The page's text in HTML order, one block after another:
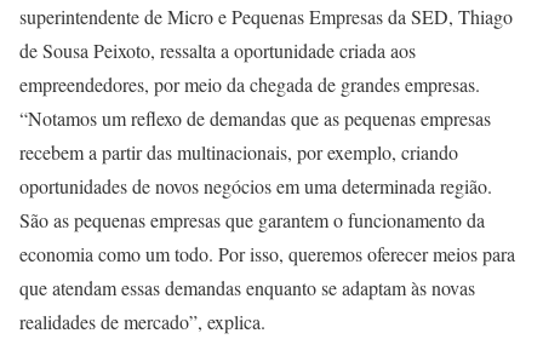
superintendente de Micro e Pequenas Empresas da SED, Thiago
de Sousa Peixoto, ressalta a oportunidade criada aos
empreendedores, por meio da chegada de grandes empresas.
“Notamos um reflexo de demandas que as pequenas empresas
recebem a partir das multinacionais, por exemplo, criando
oportunidades de novos negócios em uma determinada região.
São as pequenas empresas que garantem o funcionamento da
economia como um todo. Por isso, queremos oferecer meios para
que atendam essas demandas enquanto se adaptam às novas
realidades de mercado”, explica.